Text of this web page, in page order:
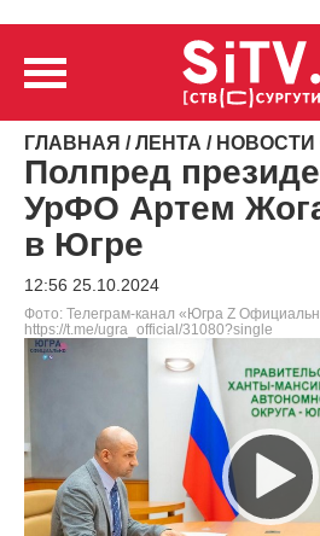
ГЛАВНАЯ /ЛЕНТА / НОВОСТИ
Полпред
УрФО Артем
в Югре
12:56 25.10.2024
Фото: Телеграм-канал «Югра Z
https://t.me/ugra_official/31080?single
Видеоплеер